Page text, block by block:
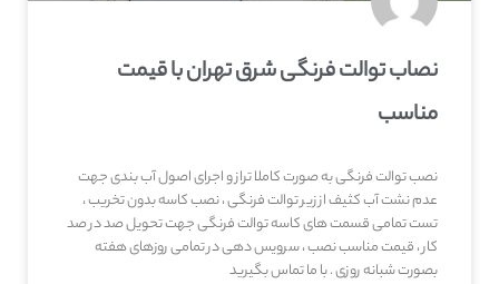
نصاب توالت فرنگی شرق تهران با قیمت
مناسب
نصب توالت فرنگی به صورت کاملا تراز و اجرای اصول آب بندی جهت
عدم نشت آب کثیف از زیر توالت فرنگی ، نصب کاسه بدون تخریب ،
تست تمامی قسمت های کاسه توالت فرنگی جهت تحویل صد در صد
کار ، قیمت مناسب نصب ، سرویس دهی در تمامی روزهای هفته
بصورت شبانه روزی . با ما تماس بگیرید